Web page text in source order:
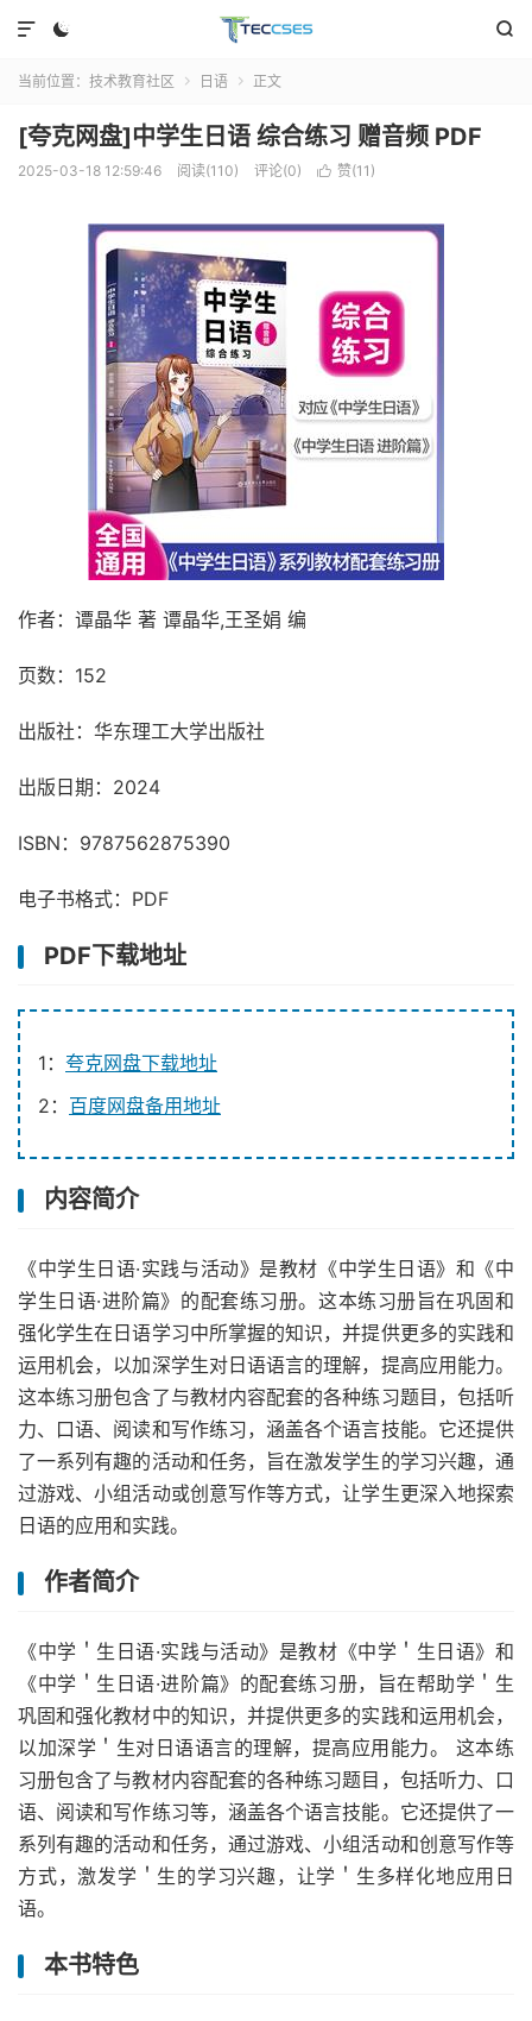
 

当前位置： 技术教育社区  日语  正文
[夸克网盘]中学生日语 综合练习 赠音频 PDF
2025-03-18 12:59:46 阅读(110) 评论(0)  赞(11 )
作者：谭晶华 著 谭晶华,王圣娟 编
页数：152
出版社：华东理工大学出版社
出版日期：2024
ISBN：9787562875390
电子书格式：PDF
PDF下载地址
1： 夸克网盘下载地址
2： 百度网盘备用地址
内容简介
《中学生日语·实践与活动》是教材《中学生日语》和《中
学生日语·进阶篇》的配套练习册。这本练习册旨在巩固和
强化学生在日语学习中所掌握的知识，并提供更多的实践和
运用机会，以加深学生对日语语言的理解，提高应用能力。
这本练习册包含了与教材内容配套的各种练习题目，包括听
力、口语、阅读和写作练习，涵盖各个语言技能。它还提供
了一系列有趣的活动和任务，旨在激发学生的学习兴趣，通
过游戏、小组活动或创意写作等方式，让学生更深入地探索
日语的应用和实践。
作者简介
《中学＇生日语·实践与活动》是教材《中学＇生日语》和
《中学＇生日语·进阶篇》的配套练习册，旨在帮助学＇生
巩固和强化教材中的知识，并提供更多的实践和运用机会，
以加深学＇生对日语语言的理解，提高应用能力。 这本练
习册包含了与教材内容配套的各种练习题目，包括听力、口
语、阅读和写作练习等，涵盖各个语言技能。它还提供了一
系列有趣的活动和任务，通过游戏、小组活动和创意写作等
方式，激发学＇生的学习兴趣，让学＇生多样化地应用日
语。
本书特色